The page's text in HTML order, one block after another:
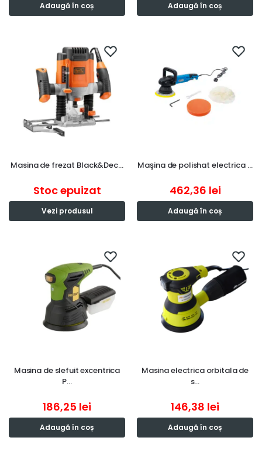
Adaugă în coș Adaugă în coș
Masina de frezat Black&Dec…
Stoc epuizat
Vezi produsul
Maşina de polishat electrica …
462,36 lei
Adaugă în coș
Masina de slefuit excentrica
P…
186,25 lei
Adaugă în coș
Masina electrica orbitala de
s…
146,38 lei
Adaugă în coș